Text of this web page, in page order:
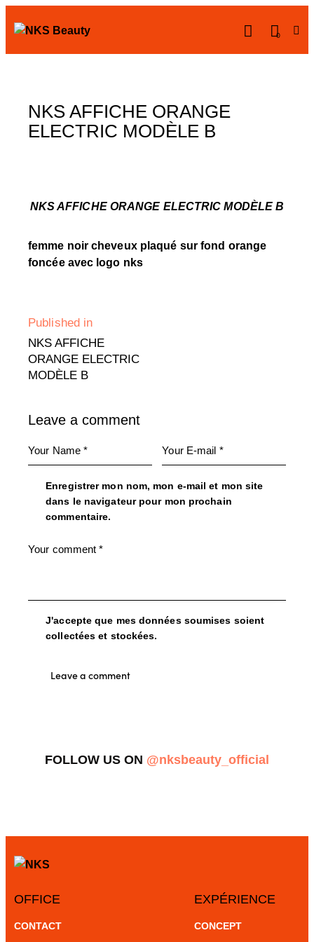
0
NKS AFFICHE ORANGE
ELECTRIC MODÈLE B
NKS AFFICHE ORANGE ELECTRIC MODÈLE B
femme noir cheveux plaqué sur fond orange
foncée avec logo nks
Published in
NKS AFFICHE
ORANGE ELECTRIC
MODÈLE B
Leave a comment
Enregistrer mon nom, mon e-mail et mon site
dans le navigateur pour mon prochain
commentaire.
J'accepte que mes données soumises soient
collectées et stockées.
FOLLOW US ON @nksbeauty_official
OFFICE
CONTACT
EXPÉRIENCE
CONCEPT